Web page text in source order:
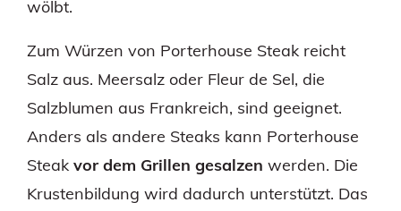
wölbt.
Zum Würzen von Porterhouse Steak reicht
Salz aus. Meersalz oder Fleur de Sel, die
Salzblumen aus Frankreich, sind geeignet.
Anders als andere Steaks kann Porterhouse
Steak vor dem Grillen gesalzen werden. Die
Krustenbildung wird dadurch unterstützt. Das